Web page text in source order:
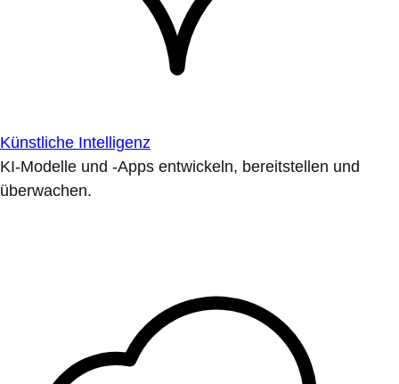
Künstliche Intelligenz
KI-Modelle und -Apps entwickeln, bereitstellen und
überwachen.